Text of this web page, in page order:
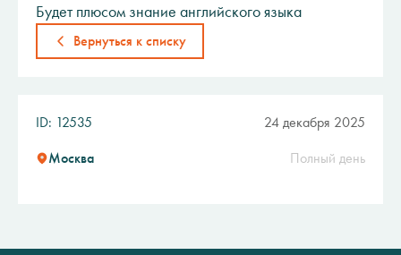
Будет плюсом знание английского языка
Вернуться к списку
ID: 12535 24 декабря 2025
Москва Полный день